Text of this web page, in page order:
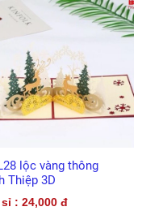
lộc vàng thông
Thiệp 3D
: 24,000 đ